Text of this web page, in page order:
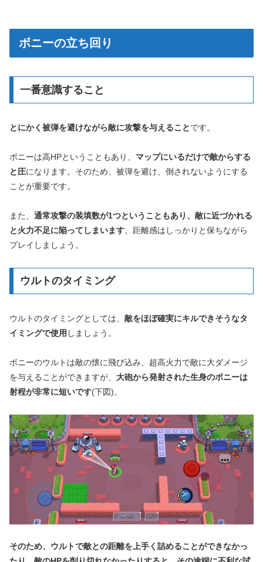
ボニーの立ち回り
一番意識すること
とにかく被弾を避けながら敵に攻撃を与えることです。
ボニーは高HPということもあり、 マップにいるだけで敵からする
と圧になります。そのため、被弾を避け、倒されないようにする
ことが重要です。
また、 通常攻撃の装填数が1つということもあり、敵に近づかれる
と火力不足に陥ってしまいます。距離感はしっかりと保ちながら
プレイしましょう。
ウルトのタイミング
ウルトのタイミングとしては、 敵をほぼ確実にキルできそうなタ
イミングで使用 しましょう。
ボニーのウルトは敵の懐に飛び込み、超高火力で敵に大ダメージ
を与えることができますが、 大砲から発射された生身のボニーは
射程が非常に短いです(下図)。
そのため、ウルトで敵との距離を上手く詰めることができなかっ